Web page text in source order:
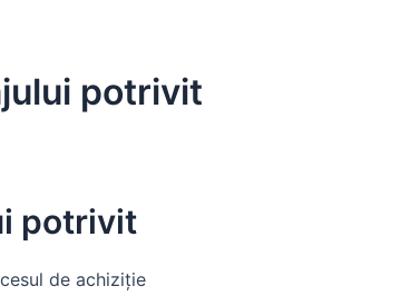
potrivit
potrivit
de achiziție